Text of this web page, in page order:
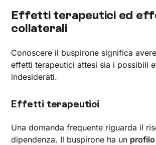
Effetti terapeutici ed
collaterali
Conoscere il buspirone significa
effetti terapeutici attesi sia i possibili
indesiderati.
Effetti terapeutici
Una domanda frequente riguarda il
dipendenza. Il buspirone ha un